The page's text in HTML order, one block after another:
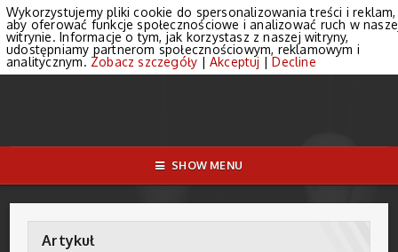
SHOW MENU
Artykuł
Wykorzystujemy pliki cookie do spersonalizowania treści i reklam,
aby oferować funkcje społecznościowe i analizować ruch w
witrynie. Informacje o tym, jak korzystasz z naszej witryny,
udostępniamy partnerom społecznościowym, reklamowym i
analitycznym. Zobacz szczegóły | Akceptuj |Decline